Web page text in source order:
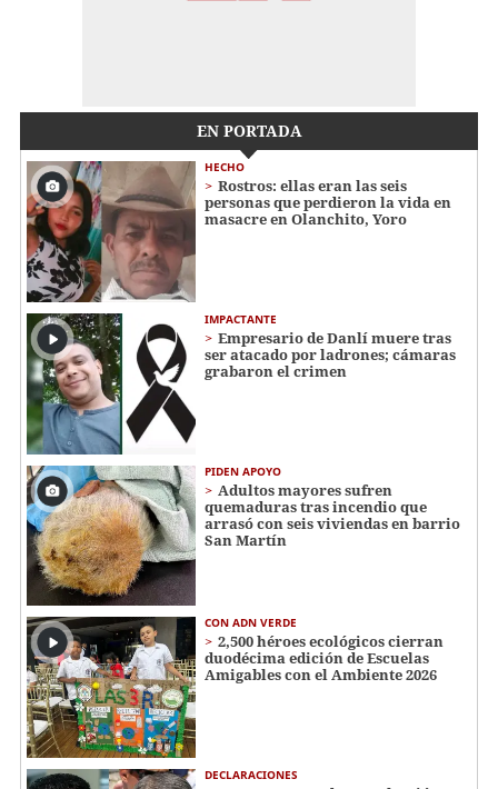
EN PORTADA
HECHO
Rostros: ellas eran las seis
personas que perdieron la vida en
masacre en Olanchito, Yoro
IMPACTANTE
Empresario de Danlí muere tras
ser atacado por ladrones; cámaras
grabaron el crimen
PIDEN APOYO
Adultos mayores sufren
quemaduras tras incendio que
arrasó con seis viviendas en barrio
San Martín
CON ADN VERDE
2,500 héroes ecológicos cierran
duodécima edición de Escuelas
Amigables con el Ambiente 2026
DECLARACIONES